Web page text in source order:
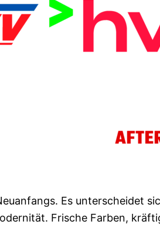
Es unterscheidet
Frische Farben,